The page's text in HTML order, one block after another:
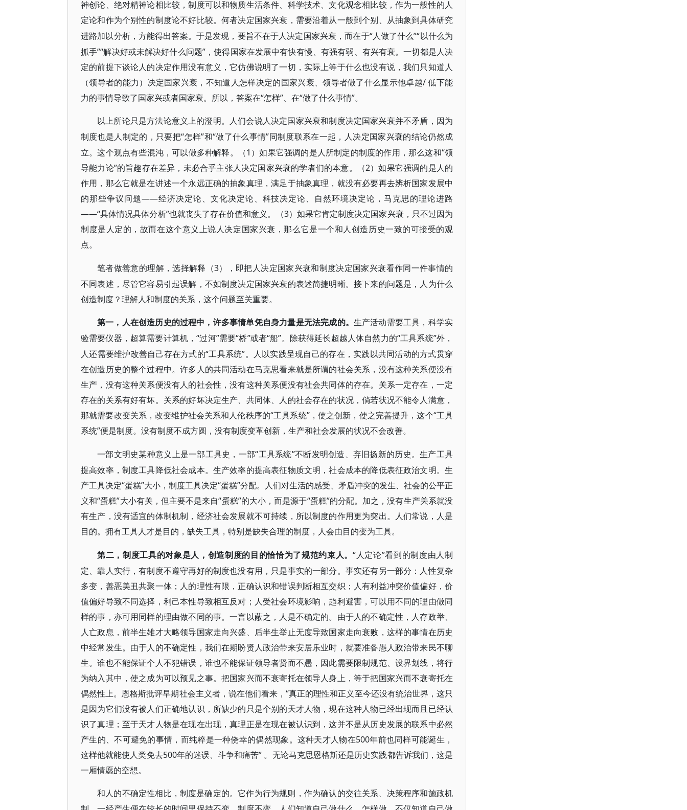
神创论、绝对精神论相比较，制度可以和物质生活条件、科学技术、文化观念相比较，作为一般性的人
定论和作为个别性的制度论不好比较。何者决定国家兴衰，需要沿着从一般到个别、从抽象到具体研究
进路加以分析，方能得出答案。于是发现，要旨不在于人决定国家兴衰，而在于“人做了什么”“以什么为
抓手”“解决好或未解决好什么问题”，使得国家在发展中有快有慢、有强有弱、有兴有衰。一切都是人决
定的前提下谈论人的决定作用没有意义，它仿佛说明了一切，实际上等于什么也没有说，我们只知道人
（领导者的能力）决定国家兴衰，不知道人怎样决定的国家兴衰、领导者做了什么显示他卓越/ 低下能
力的事情导致了国家兴或者国家衰。所以，答案在“怎样”、在“做了什么事情”。
以上所论只是方法论意义上的澄明。人们会说人决定国家兴衰和制度决定国家兴衰并不矛盾，因为
制度也是人制定的，只要把“怎样”和“做了什么事情”同制度联系在一起，人决定国家兴衰的结论仍然成
立。这个观点有些混沌，可以做多种解释。（1）如果它强调的是人所制定的制度的作用，那么这和“领
导能力论”的旨趣存在差异，未必合乎主张人决定国家兴衰的学者们的本意。（2）如果它强调的是人的
作用，那么它就是在讲述一个永远正确的抽象真理，满足于抽象真理，就没有必要再去辨析国家发展中
的那些争议问题——经济决定论、文化决定论、科技决定论、自然环境决定论，马克思的理论进路
——“具体情况具体分析”也就丧失了存在价值和意义。（3）如果它肯定制度决定国家兴衰，只不过因为
制度是人定的，故而在这个意义上说人决定国家兴衰，那么它是一个和人创造历史一致的可接受的观
点。
笔者做善意的理解，选择解释（3），即把人决定国家兴衰和制度决定国家兴衰看作同一件事情的
不同表述，尽管它容易引起误解，不如制度决定国家兴衰的表述简捷明晰。接下来的问题是，人为什么
创造制度？理解人和制度的关系，这个问题至关重要。
第一，人在创造历史的过程中，许多事情单凭自身力量是无法完成的。 生产活动需要工具，科学实
验需要仪器，超算需要计算机，“过河”需要“桥”或者“船”。除获得延长超越人体自然力的“工具系统”外，
人还需要维护改善自己存在方式的“工具系统”。人以实践呈现自己的存在，实践以共同活动的方式贯穿
在创造历史的整个过程中。许多人的共同活动在马克思看来就是所谓的社会关系，没有这种关系便没有
生产，没有这种关系便没有人的社会性，没有这种关系便没有社会共同体的存在。关系一定存在，一定
存在的关系有好有坏。关系的好坏决定生产、共同体、人的社会存在的状况，倘若状况不能令人满意，
那就需要改变关系，改变维护社会关系和人伦秩序的“工具系统”，使之创新，使之完善提升，这个“工具
系统”便是制度。没有制度不成方圆，没有制度变革创新，生产和社会发展的状况不会改善。
一部文明史某种意义上是一部工具史，一部“工具系统”不断发明创造、弃旧扬新的历史。生产工具
提高效率，制度工具降低社会成本。生产效率的提高表征物质文明，社会成本的降低表征政治文明。生
产工具决定“蛋糕”大小，制度工具决定“蛋糕”分配。人们对生活的感受、矛盾冲突的发生、社会的公平正
义和“蛋糕”大小有关，但主要不是来自“蛋糕”的大小，而是源于“蛋糕”的分配。加之，没有生产关系就没
有生产，没有适宜的体制机制，经济社会发展就不可持续，所以制度的作用更为突出。人们常说，人是
目的。拥有工具人才是目的，缺失工具，特别是缺失合理的制度，人会由目的变为工具。
第二，制度工具的对象是人，创造制度的目的恰恰为了规范约束人。 “人定论”看到的制度由人制
定、靠人实行，有制度不遵守再好的制度也没有用，只是事实的一部分。事实还有另一部分：人性复杂
多变，善恶美丑共聚一体；人的理性有限，正确认识和错误判断相互交织；人有利益冲突价值偏好，价
值偏好导致不同选择，利己本性导致相互反对；人受社会环境影响，趋利避害，可以用不同的理由做同
样的事，亦可用同样的理由做不同的事。一言以蔽之，人是不确定的。由于人的不确定性，人存政举、
人亡政息，前半生雄才大略领导国家走向兴盛、后半生举止无度导致国家走向衰败，这样的事情在历史
中经常发生。由于人的不确定性，我们在期盼贤人政治带来安居乐业时，就要准备愚人政治带来民不聊
生。谁也不能保证个人不犯错误，谁也不能保证领导者贤而不愚，因此需要限制规范、设界划线，将行
为纳入其中，使之成为可以预见之事。把国家兴而不衰寄托在领导人身上，等于把国家兴而不衰寄托在
偶然性上。恩格斯批评早期社会主义者，说在他们看来，“真正的理性和正义至今还没有统治世界，这只
是因为它们没有被人们正确地认识，所缺少的只是个别的天才人物，现在这种人物已经出现而且已经认
识了真理；至于天才人物是在现在出现，真理正是在现在被认识到，这并不是从历史发展的联系中必然
产生的、不可避免的事情，而纯粹是一种侥幸的偶然现象。这种天才人物在500年前也同样可能诞生，
这样他就能使人类免去500年的迷误、斗争和痛苦” 。无论马克思恩格斯还是历史实践都告诉我们，这是
一厢情愿的空想。
和人的不确定性相比，制度是确定的。它作为行为规则，作为确认的交往关系、决策程序和施政机